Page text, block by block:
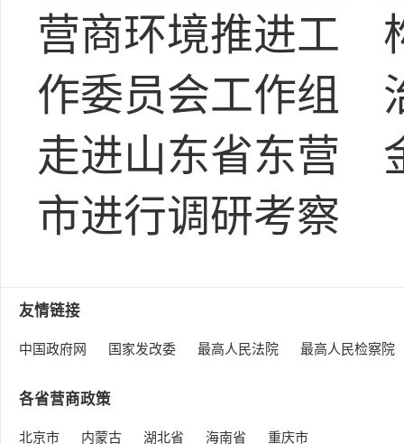
营商环境推进工
作委员会工作组
走进山东省东营
市进行调研考察
友情链接
中国政府网 国家发改委 最高人民法院 最高人民检察院
各省营商政策
北京市 内蒙古 湖北省 海南省 重庆市